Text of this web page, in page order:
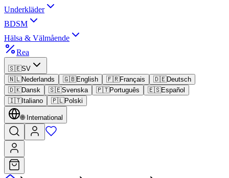
Underkläder
BDSM
Hälsa & Välmående
Rea
🇸🇪SV
🇳🇱Nederlands 🇬🇧English 🇫🇷Français 🇩🇪Deutsch
🇩🇰Dansk 🇸🇪Svenska 🇵🇹Português 🇪🇸Español
🇮🇹Italiano 🇵🇱Polski
🌐 International